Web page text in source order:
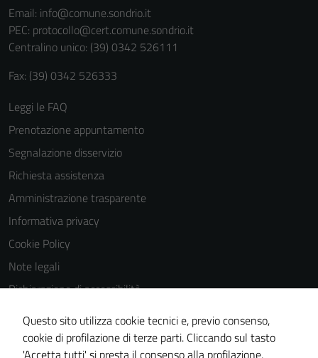
Email: info@comune.sondrio.it
PEC: protocollo@cert.comune.sondrio.it
Centralino unico: (39) 0342 526111
Fax: (39) 0342 526333
Leggi le FAQ
Prenotazione appuntamento
Segnalazione disservizio
Richiesta assistenza
Amministrazione trasparente
Informativa privacy
Cookie Policy
Note legali
Dichiarazione di accessibilità
Dichiarazione di accessibilità Servizi
Whistleblowing
Questo sito utilizza cookie tecnici e, previo consenso,
cookie di profilazione di terze parti. Cliccando sul tasto
'Accetta tutti' si presta il consenso alla profilazione,